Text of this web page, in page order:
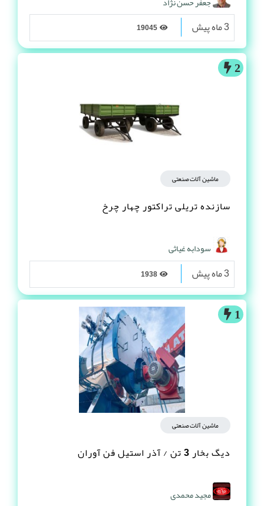
3 ماه پیش
2
ماشین آلات صنعتی
سازنده تریلی تراکتور چهار چرخ
سودابه غیاثی
3 ماه پیش
1
ماشین آلات صنعتی
دیگ بخار 3 تن / آذر استیل فن آوران
مجید محمدی